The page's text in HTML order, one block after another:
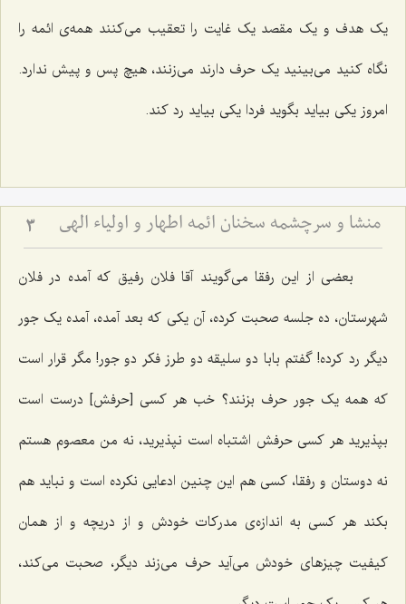
یک هدف و یک مقصد یک غایت را تعقیب می‌کنند همه‌ی ائمه را
نگاه کنید می‌بینید یک حرف دارند می‌زنند، هیچ پس و پیش ندارد.
امروز یکی بیاید بگوید فردا یکی بیاید رد کند.
منشا و سرچشمه سخنان ائمه اطهار و اولیاء الهی 3
بعضی از این رفقا می‌گویند آقا فلان رفیق که آمده در فلان
شهرستان، ده جلسه صحبت کرده، آن یکی که بعد آمده، آمده یک جور
دیگر رد کرده! گفتم بابا دو سلیقه دو طرز فکر دو جور! مگر قرار است
که همه یک جور حرف بزنند؟ خب هر کسی [حرفش‌] درست است
بپذیرید هر کسی حرفش اشتباه است نپذیرید، نه من معصوم هستم
نه دوستان و رفقا، کسی هم این چنین ادعایی نکرده است و نباید هم
بکند هر کسی به اندازه‌ی مدرکات خودش و از دریچه و از همان
کیفیت چیزهای خودش می‌آید حرف می‌زند دیگر، صحبت می‌کند،